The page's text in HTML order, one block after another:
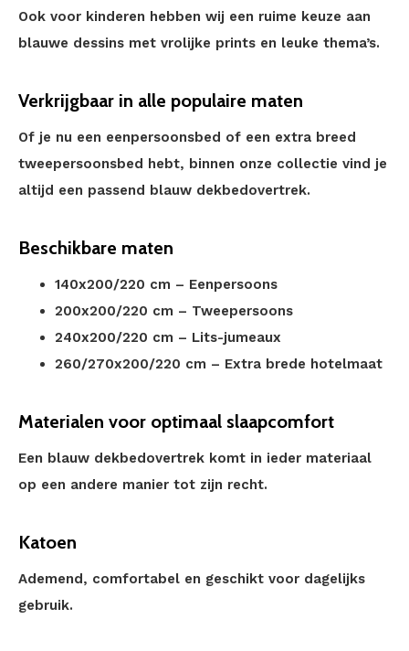
Ook voor kinderen hebben wij een ruime keuze aan
blauwe dessins met vrolijke prints en leuke thema’s.
Verkrijgbaar in alle populaire maten
Of je nu een eenpersoonsbed of een extra breed
tweepersoonsbed hebt, binnen onze collectie vind je
altijd een passend blauw dekbedovertrek.
Beschikbare maten
140x200/220 cm – Eenpersoons
200x200/220 cm – Tweepersoons
240x200/220 cm – Lits-jumeaux
260/270x200/220 cm – Extra brede hotelmaat
Materialen voor optimaal slaapcomfort
Een blauw dekbedovertrek komt in ieder materiaal
op een andere manier tot zijn recht.
Katoen
Ademend, comfortabel en geschikt voor dagelijks
gebruik.